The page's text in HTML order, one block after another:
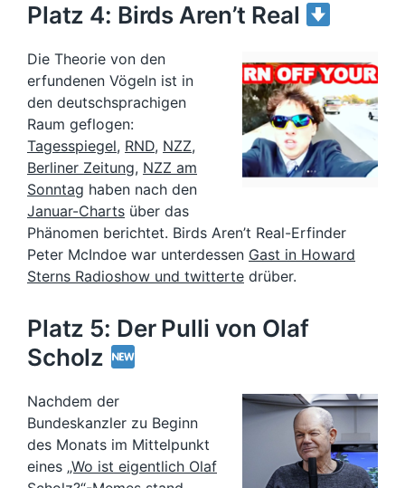
Platz 4: Birds Aren’t Real
Die Theorie von den
erfundenen Vögeln ist in
den deutschsprachigen
Raum geflogen:
Tagesspiegel, RND, NZZ,
Berliner Zeitung, NZZ am
Sonntag haben nach den
Januar-Charts über das
Phänomen berichtet. Birds Aren’t Real-Erfinder
Peter McIndoe war unterdessen Gast in Howard
Sterns Radioshow und twitterte drüber.
Platz 5: Der Pulli von Olaf
Scholz
Nachdem der
Bundeskanzler zu Beginn
des Monats im Mittelpunkt
eines „Wo ist eigentlich Olaf